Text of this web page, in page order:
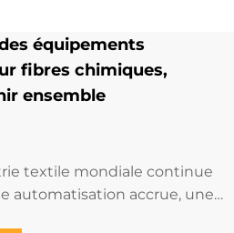
équipements
fibres chimiques,
ensemble
textile mondiale continue
automatisation accrue, une